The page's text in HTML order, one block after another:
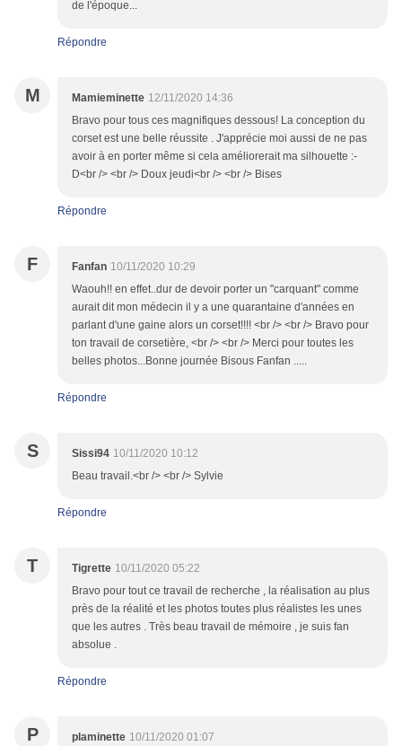
de l'époque...
Répondre
M Mamieminette 12/11/2020 14:36
Bravo pour tous ces magnifiques dessous! La conception du
corset est une belle réussite . J'apprécie moi aussi de ne pas
avoir à en porter même si cela améliorerait ma silhouette :-
D<br /> <br /> Doux jeudi<br /> <br /> Bises
Répondre
F Fanfan 10/11/2020 10:29
Waouh!! en effet..dur de devoir porter un "carquant" comme
aurait dit mon médecin il y a une quarantaine d'années en
parlant d'une gaine alors un corset!!!! <br /> <br /> Bravo pour
ton travail de corsetière, <br /> <br /> Merci pour toutes les
belles photos...Bonne journée Bisous Fanfan .....
Répondre
S Sissi94 10/11/2020 10:12
Beau travail.<br /> <br /> Sylvie
Répondre
T Tigrette 10/11/2020 05:22
Bravo pour tout ce travail de recherche , la réalisation au plus
près de la réalité et les photos toutes plus réalistes les unes
que les autres . Très beau travail de mémoire , je suis fan
absolue .
Répondre
P plaminette 10/11/2020 01:07